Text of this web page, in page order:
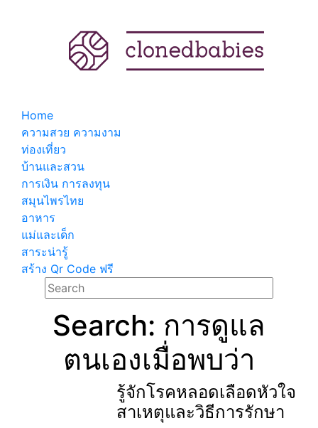
Home
ความสวย ความงาม
ท่องเที่ยว
บ้านและสวน
การเงิน การลงทุน
สมุนไพรไทย
อาหาร
แม่และเด็ก
สาระน่ารู้
สร้าง Qr Code ฟรี
Search: การดูแล
ตนเองเมื่อพบว่า
รู้จักโรคหลอดเลือดหัวใจ
สาเหตุและวิธีการรักษา